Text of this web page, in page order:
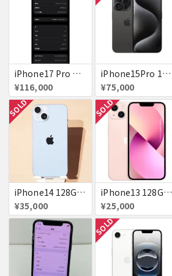
iPhone17 Pro Max 256GB 画面割れ
¥116,000
iPhone15Pro 128GB ブラックチタニウム au
¥75,000
SOLD
iPhone14 128GB Blue au 送料無料
¥35,000
SOLD
iPhone13 128GB ピンク docomo 送料無料
¥25,000
SOLD